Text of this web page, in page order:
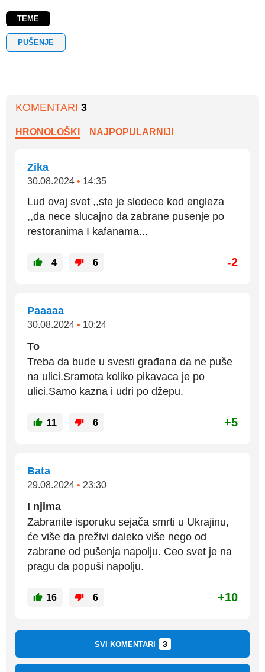
TEME
PUŠENJE
KOMENTARI 3
HRONOLOŠKI NAJPOPULARNIJI
Zika
30.08.2024 • 14:35
Lud ovaj svet ,,ste je sledece kod engleza
,,da nece slucajno da zabrane pusenje po
restoranima I kafanama...
4 6 -2
Paaaaa
30.08.2024 • 10:24
To
Treba da bude u svesti građana da ne puše
na ulici.Sramota koliko pikavaca je po
ulici.Samo kazna i udri po džepu.
11 6 +5
Bata
29.08.2024 • 23:30
I njima
Zabranite isporuku sejača smrti u Ukrajinu,
će više da preživi daleko više nego od
zabrane od pušenja napolju. Ceo svet je na
pragu da popuši napolju.
16 6 +10
SVI KOMENTARI 3